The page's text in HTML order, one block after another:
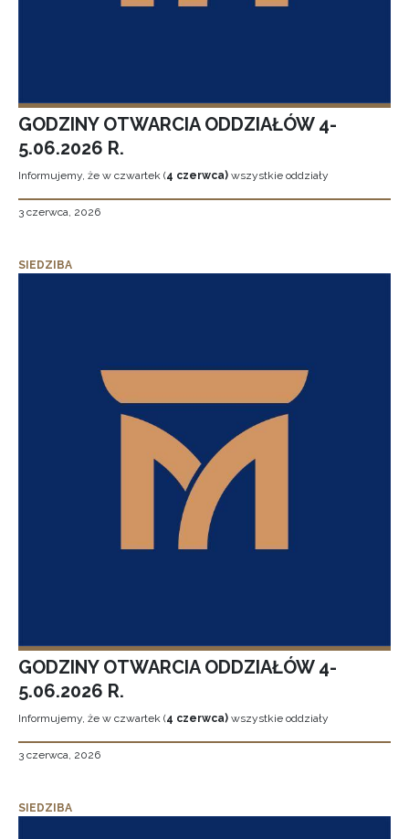
GODZINY OTWARCIA ODDZIAŁÓW 4-
5.06.2026 R.
Informujemy, że w czwartek (4 czerwca) wszystkie oddziały
3 czerwca, 2026
SIEDZIBA
GODZINY OTWARCIA ODDZIAŁÓW 4-
5.06.2026 R.
Informujemy, że w czwartek (4 czerwca) wszystkie oddziały
3 czerwca, 2026
SIEDZIBA